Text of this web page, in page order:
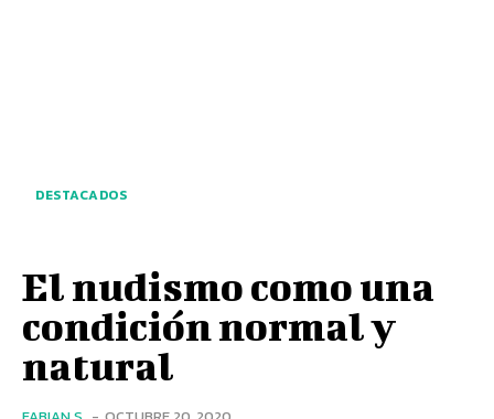
DESTACADOS
El nudismo como una
condición normal y
natural